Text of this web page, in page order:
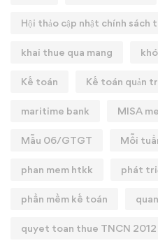
Hội thảo cập nhật chính sách
khai thue qua mang
Kế toán Kế toán quản
maritime bank MISA
Mẫu 06/GTGT Mỗi
phan mem htkk phát
phần mềm kế toán
quyet toan thue TNCN 2012